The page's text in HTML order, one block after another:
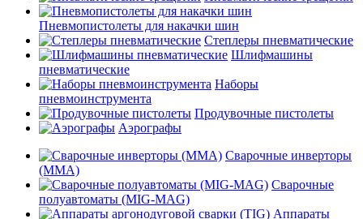
Пневмопистолеты для накачки шин
Степлеры пневматические
Шлифмашины
пневматические
Наборы
пневмоинструмента
Продувочные пистолеты
Аэрографы
Сварочные инверторы
(MMA)
Сварочные
полуавтоматы (MIG-MAG)
Аппараты